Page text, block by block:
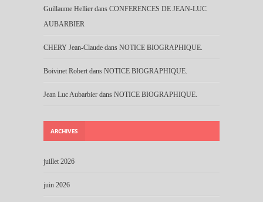
Guillaume Hellier dans CONFERENCES DE JEAN-LUC
AUBARBIER
CHERY Jean-Claude dans NOTICE BIOGRAPHIQUE.
Boivinet Robert dans NOTICE BIOGRAPHIQUE.
Jean Luc Aubarbier dans NOTICE BIOGRAPHIQUE.
ARCHIVES
juillet 2026
juin 2026